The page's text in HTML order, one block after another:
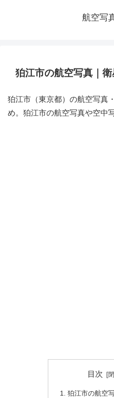
航空写
狛江市の航空写真｜
狛江市（東京都）の航空写真
め。狛江市の航空写真や空中
目次
狛江市の航空